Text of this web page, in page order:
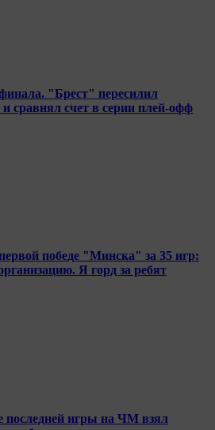
"Брест" пересилил
сравнял счет в серии плей-офф
победе "Минска" за 35 игр:
Я горд за ребят
последней игры на ЧМ взял